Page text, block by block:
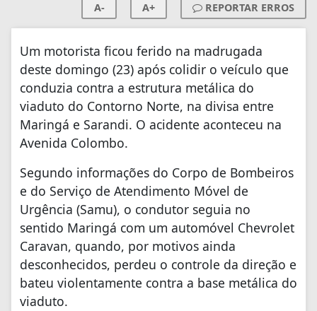
A- A+ REPORTAR ERROS
Um motorista ficou ferido na madrugada
deste domingo (23) após colidir o veículo que
conduzia contra a estrutura metálica do
viaduto do Contorno Norte, na divisa entre
Maringá e Sarandi. O acidente aconteceu na
Avenida Colombo.
Segundo informações do Corpo de Bombeiros
e do Serviço de Atendimento Móvel de
Urgência (Samu), o condutor seguia no
sentido Maringá com um automóvel Chevrolet
Caravan, quando, por motivos ainda
desconhecidos, perdeu o controle da direção e
bateu violentamente contra a base metálica do
viaduto.